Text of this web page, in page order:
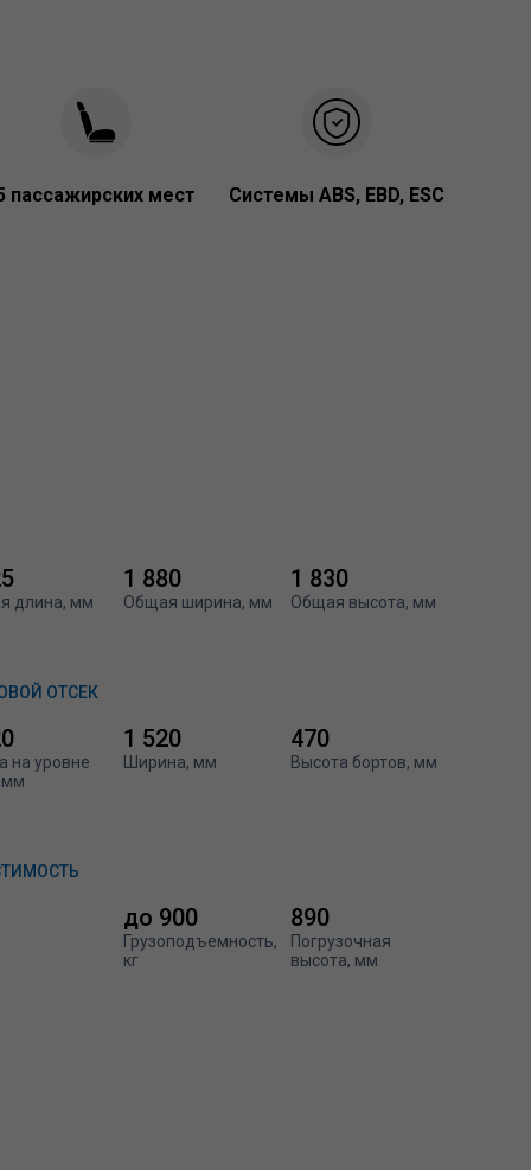
пассажирских мест Системы ABS, EBD, ESC
длина, мм
1 880
Общая ширина, мм
1 830
Общая высота, мм
ОТСЕК
на уровне
мм
1 520
Ширина, мм
470
Высота бортов, мм
до 900
Грузоподъемность,
кг
890
Погрузочная
высота, мм